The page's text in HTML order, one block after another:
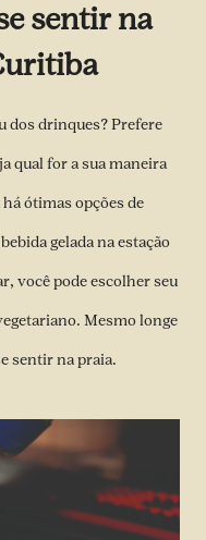
sentir na
dos drinques? Prefere
qual for a sua maneira
ótimas opções de
gelada na estação
você pode escolher seu
Mesmo longe
sentir na praia.